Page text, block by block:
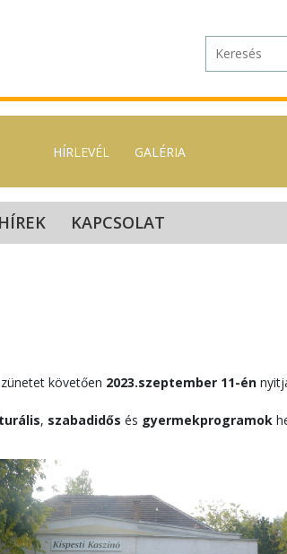
HÍRLEVÉL GALÉRIA
HÍREK KAPCSOLAT
követően 2023.szeptember 11-én
, szabadidős és gyermekprogramok